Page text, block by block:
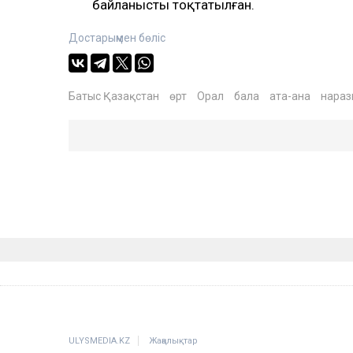
байланысты тоқтатылған.
Достарыңмен бөліс
Батыс Қазақстан өрт Орал бала ата-ана